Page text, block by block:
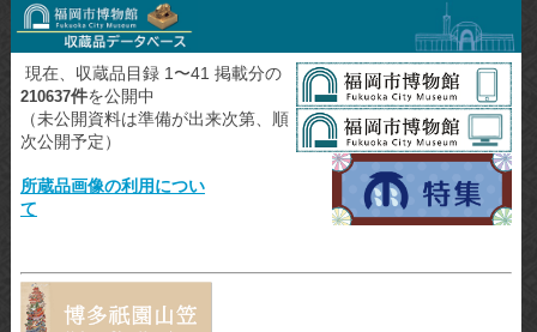
現在、収蔵品目録 1〜41 掲載分の
210637件を公開中
（未公開資料は準備が出来次第、順
次公開予定）
所蔵品画像の利用につい
て